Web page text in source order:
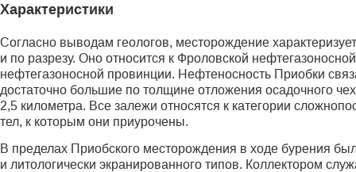
Характеристики
Согласно выводам геологов, месторождение
и по разрезу. Оно относится к Фроловской
нефтегазоносной провинции. Нефтеносность Приобки
достаточно большие по толщине отложения осадочного
2,5 километра. Все залежи относятся к категории
тел, к которым они приурочены.
В пределах Приобского месторождения в ходе бурения
и литологически экранированного типов. Коллектором